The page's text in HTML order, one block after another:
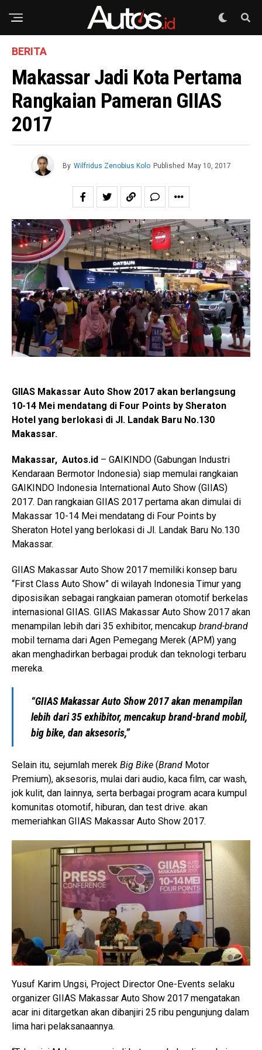
BERITA
Makassar Jadi Kota Pertama
Rangkaian Pameran GIIAS
2017
By Wilfridus Zenobius Kolo Published May 10, 2017
GIIAS Makassar Auto Show 2017 akan berlangsung
10-14 Mei mendatang di Four Points by Sheraton
Hotel yang berlokasi di Jl. Landak Baru No.130
Makassar.
Makassar, Autos.id – GAIKINDO (Gabungan Industri
Kendaraan Bermotor Indonesia) siap memulai rangkaian
GAIKINDO Indonesia International Auto Show (GIIAS)
2017. Dan rangkaian GIIAS 2017 pertama akan dimulai di
Makassar 10-14 Mei mendatang di Four Points by
Sheraton Hotel yang berlokasi di Jl. Landak Baru No.130
Makassar.
GIIAS Makassar Auto Show 2017 memiliki konsep baru
“First Class Auto Show” di wilayah Indonesia Timur yang
diposisikan sebagai rangkaian pameran otomotif berkelas
internasional GIIAS. GIIAS Makassar Auto Show 2017 akan
menampilan lebih dari 35 exhibitor, mencakup brand-brand
mobil ternama dari Agen Pemegang Merek (APM) yang
akan menghadirkan berbagai produk dan teknologi terbaru
mereka.
“GIIAS Makassar Auto Show 2017 akan menampilan
lebih dari 35 exhibitor, mencakup brand-brand mobil,
big bike, dan aksesoris,”
Selain itu, sejumlah merek Big Bike (Brand Motor
Premium), aksesoris, mulai dari audio, kaca film, car wash,
jok kulit, dan lainnya, serta berbagai program acara kumpul
komunitas otomotif, hiburan, dan test drive. akan
memeriahkan GIIAS Makassar Auto Show 2017.
Yusuf Karim Ungsi, Project Director One-Events selaku
organizer GIIAS Makassar Auto Show 2017 mengatakan
acar ini ditargetkan akan dibanjiri 25 ribu pengunjung dalam
lima hari pelaksanaannya.